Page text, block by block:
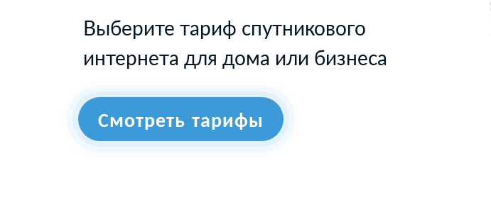
Выберите тариф спутникового
интернета для дома или бизнеса
Смотреть тарифы